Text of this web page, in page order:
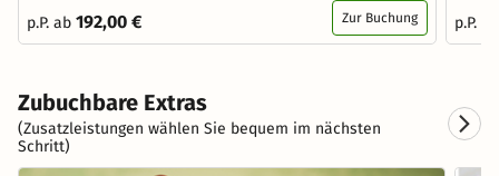
p.P. ab 192,00 € Zur Buchung
p.P.
Zubuchbare Extras
(Zusatzleistungen wählen Sie bequem im nächsten
Schritt)